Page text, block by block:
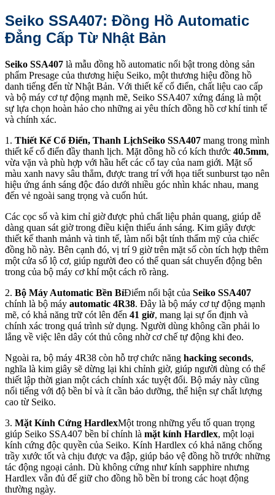
Seiko SSA407: Đồng Hồ Automatic
Đẳng Cấp Từ Nhật Bản
Seiko SSA407 là mẫu đồng hồ automatic nổi bật trong dòng sản
phẩm Presage của thương hiệu Seiko, một thương hiệu đồng hồ
danh tiếng đến từ Nhật Bản. Với thiết kế cổ điển, chất liệu cao cấp
và bộ máy cơ tự động mạnh mẽ, Seiko SSA407 xứng đáng là một
sự lựa chọn hoàn hảo cho những ai yêu thích đồng hồ cơ khí tinh tế
và chính xác.
1. Thiết Kế Cổ Điển, Thanh LịchSeiko SSA407 mang trong mình
thiết kế cổ điển đầy thanh lịch. Mặt đồng hồ có kích thước 40.5mm,
vừa vặn và phù hợp với hầu hết các cổ tay của nam giới. Mặt số
màu xanh navy sâu thẳm, được trang trí với họa tiết sunburst tạo nên
hiệu ứng ánh sáng độc đáo dưới nhiều góc nhìn khác nhau, mang
đến vẻ ngoài sang trọng và cuốn hút.
Các cọc số và kim chỉ giờ được phủ chất liệu phản quang, giúp dễ
dàng quan sát giờ trong điều kiện thiếu ánh sáng. Kim giây được
thiết kế thanh mảnh và tinh tế, làm nổi bật tính thẩm mỹ của chiếc
đồng hồ này. Bên cạnh đó, vị trí 9 giờ trên mặt số còn tích hợp thêm
một cửa sổ lộ cơ, giúp người đeo có thể quan sát chuyển động bên
trong của bộ máy cơ khí một cách rõ ràng.
2. Bộ Máy Automatic Bền BỉĐiểm nổi bật của Seiko SSA407
chính là bộ máy automatic 4R38. Đây là bộ máy cơ tự động mạnh
mẽ, có khả năng trữ cót lên đến 41 giờ, mang lại sự ổn định và
chính xác trong quá trình sử dụng. Người dùng không cần phải lo
lắng về việc lên dây cót thủ công nhờ cơ chế tự động khi đeo.
Ngoài ra, bộ máy 4R38 còn hỗ trợ chức năng hacking seconds,
nghĩa là kim giây sẽ dừng lại khi chỉnh giờ, giúp người dùng có thể
thiết lập thời gian một cách chính xác tuyệt đối. Bộ máy này cũng
nổi tiếng với độ bền bỉ và ít cần bảo dưỡng, thể hiện sự chất lượng
cao từ Seiko.
3. Mặt Kính Cứng HardlexMột trong những yếu tố quan trọng
giúp Seiko SSA407 bền bỉ chính là mặt kính Hardlex, một loại
kính cứng độc quyền của Seiko. Kính Hardlex có khả năng chống
trầy xước tốt và chịu được va đập, giúp bảo vệ đồng hồ trước những
tác động ngoại cảnh. Dù không cứng như kính sapphire nhưng
Hardlex vẫn đủ để giữ cho đồng hồ bền bỉ trong các hoạt động
thường ngày.